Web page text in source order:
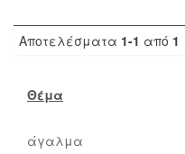
Αποτελέσματα 1-1 από 1
Θέμα
άγαλμα